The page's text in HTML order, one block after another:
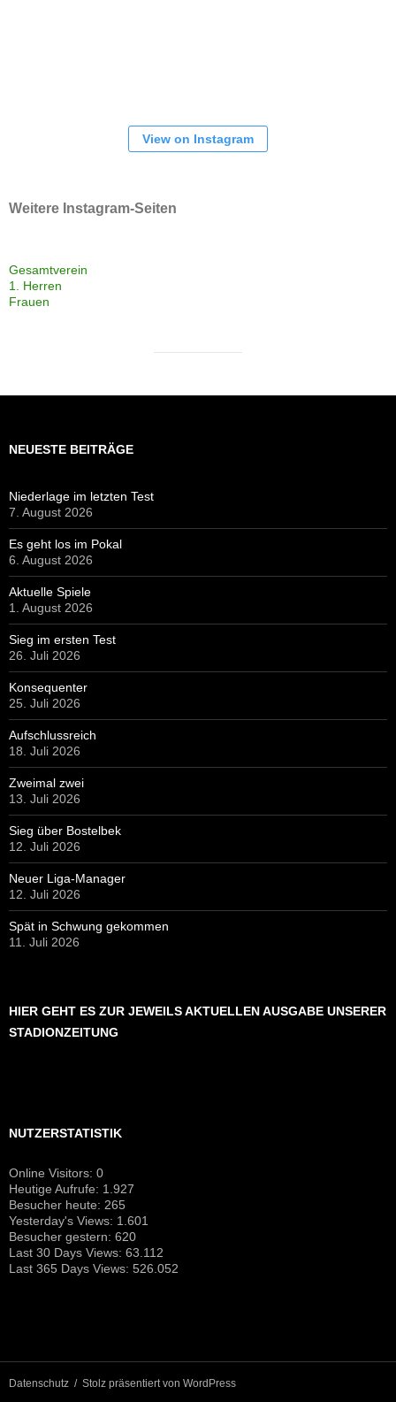
View on Instagram
Weitere Instagram-Seiten
Gesamtverein
1. Herren
Frauen
NEUESTE BEITRÄGE
Niederlage im letzten Test
7. August 2026
Es geht los im Pokal
6. August 2026
Aktuelle Spiele
1. August 2026
Sieg im ersten Test
26. Juli 2026
Konsequenter
25. Juli 2026
Aufschlussreich
18. Juli 2026
Zweimal zwei
13. Juli 2026
Sieg über Bostelbek
12. Juli 2026
Neuer Liga-Manager
12. Juli 2026
Spät in Schwung gekommen
11. Juli 2026
HIER GEHT ES ZUR JEWEILS AKTUELLEN AUSGABE UNSERER
STADIONZEITUNG
NUTZERSTATISTIK
Online Visitors: 0
Heutige Aufrufe: 1.927
Besucher heute: 265
Yesterday's Views: 1.601
Besucher gestern: 620
Last 30 Days Views: 63.112
Last 365 Days Views: 526.052
Datenschutz Stolz präsentiert von WordPress